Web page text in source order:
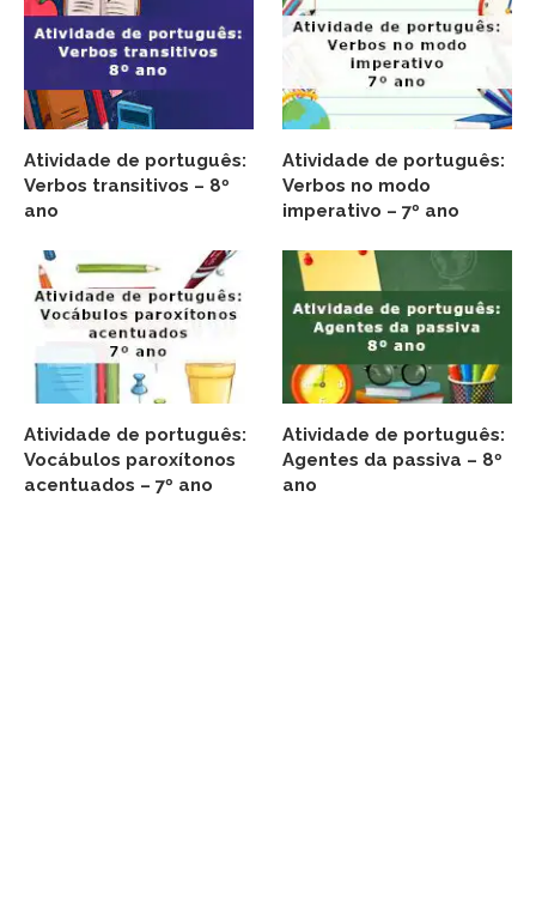
Atividade de português:
Verbos transitivos – 8º
ano
Atividade de português:
Verbos no modo
imperativo – 7º ano
Atividade de português:
Vocábulos paroxítonos
acentuados – 7º ano
Atividade de português:
Agentes da passiva – 8º
ano